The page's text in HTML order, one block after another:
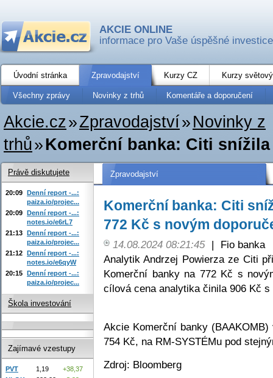
AKCIE ONLINE
informace pro Vaše úspěšné investice
Úvodní stránka Zpravodajství Kurzy CZ Kurzy
Všechny zprávy Novinky z trhů Komentáře a doporučení
Akcie.cz»Zpravodajství» Novinky z
trhů»Komerční banka: Citi
Zpravodajství
Komerční banka: Citi
772 Kč s novým
14.08.2024 08:21:45 |
Fio banka
Analytik Andrzej Powierza ze Citi
Komerční banky na 772 Kč s
cílová cena analytika činila 906 Kč
Akcie Komerční banky
754 Kč, na RM-SYSTÉMu pod
Zdroj: Bloomberg
Právě diskutujete
20:09 Denní report -...:
paiza.io/projec...
20:09 Denní report -...:
notes.io/e6rL7
21:13 Denní report -...:
paiza.io/projec...
21:12 Denní report -...:
notes.io/e6qyW
20:15 Denní report -...:
paiza.io/projec...
Škola investování
Zajímavé vzestupy
PVT 1,19
+38,37